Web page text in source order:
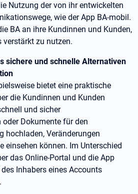
Nutzung der von ihr entwickelten
wie der App BA-mobil.
BA an ihre Kundinnen und Kunden,
verstärkt zu nutzen.
sichere und schnelle Alternativen
bietet eine praktische
die Kundinnen und Kunden
und sicher
Dokumente für den
hochladen, Veränderungen
einsehen können. Im Unterschied
das Online-Portal und die App
Inhabers eines Accounts